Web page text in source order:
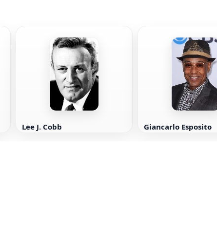
Lee J. Cobb Giancarlo Esposito